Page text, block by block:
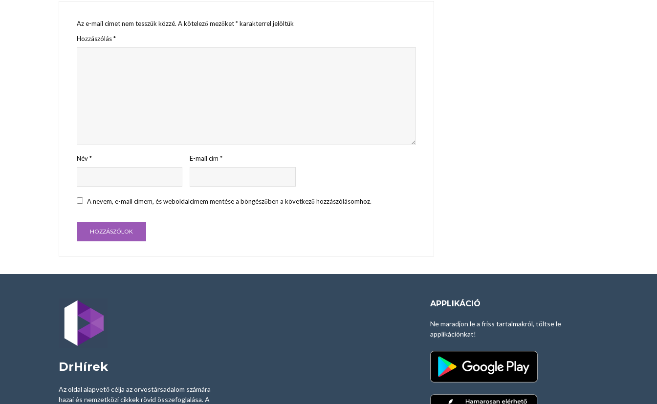
Az e-mail címet nem tesszük közzé. A kötelező mezőket*karakterrel jelöltük
Hozzászólás*
Név* E-mail cím*
A nevem, e-mail címem, és weboldalcímem mentése a böngészőben a következő hozzászólásomhoz.
DrHírek
Az oldal alapvető célja az orvostársadalom számára
hazai és nemzetközi cikkek rövid összefoglalása. A
APPLIKÁCIÓ
Ne maradjon le a friss tartalmakról, töltse le
applikációnkat!